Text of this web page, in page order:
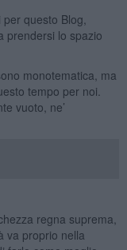
questo Blog,
prendersi lo spazio
monotematica, ma
tempo per noi.
vuoto, ne’
regna suprema,
va proprio nella